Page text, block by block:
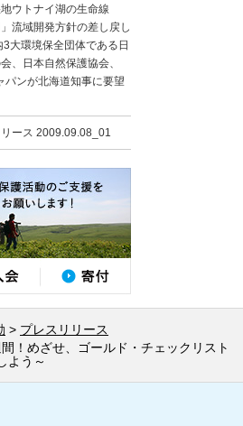
ウトナイ湖の生命線
」流域開発方針の差し戻し
大環境保全団体である日
、日本自然保護協会、
パンが北海道知事に要望
ース 2009.09.08_01
プレスリリース
！めざせ、ゴールド・チェックリスト
よう～